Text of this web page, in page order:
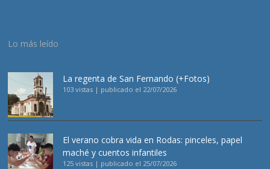
Lo más leído
La regenta de San Fernando (+Fotos)
103 vistas | publicado el 22/07/2026
El verano cobra vida en Rodas: pinceles, papel
maché y cuentos infantiles
125 vistas | publicado el 25/07/2026